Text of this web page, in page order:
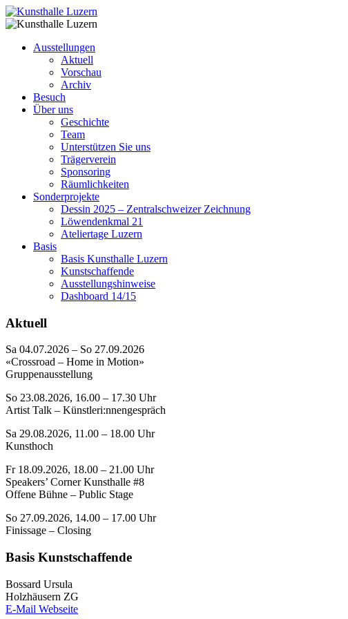
Ausstellungen
Aktuell
Vorschau
Archiv
Besuch
Über uns
Geschichte
Team
Unterstützen Sie uns
Trägerverein
Sponsoring
Räumlichkeiten
Sonderprojekte
Dessin 2025 – Zentralschweizer Zeichnung
Löwendenkmal 21
Ateliertage Luzern
Basis
Basis Kunsthalle Luzern
Kunstschaffende
Ausstellungshinweise
Dashboard 14/15
Aktuell
Sa 04.07.2026 – So 27.09.2026
«Crossroad – Home in Motion»
Gruppenausstellung
So 23.08.2026, 16.00 – 17.30 Uhr
Artist Talk – Künstleri:nnengespräch
Sa 29.08.2026, 11.00 – 18.00 Uhr
Kunsthoch
Fr 18.09.2026, 18.00 – 21.00 Uhr
Speakers’ Corner Kunsthalle #8
Offene Bühne – Public Stage
So 27.09.2026, 14.00 – 17.00 Uhr
Finissage – Closing
Basis Kunstschaffende
Bossard Ursula
Holzhäusern ZG
E-Mail Webseite